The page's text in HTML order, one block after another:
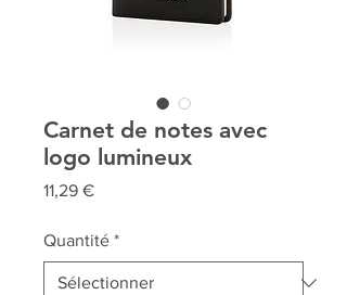
Carnet de notes avec
logo lumineux
11,29 €Prix
Quantité *